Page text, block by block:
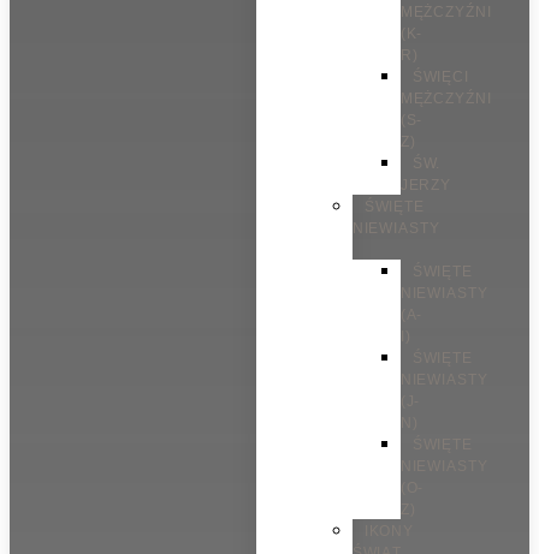
MĘŻCZYŹNI
(K-
R)
ŚWIĘCI
MĘŻCZYŹNI
(S-
Z)
JERZY
NIEWIASTY